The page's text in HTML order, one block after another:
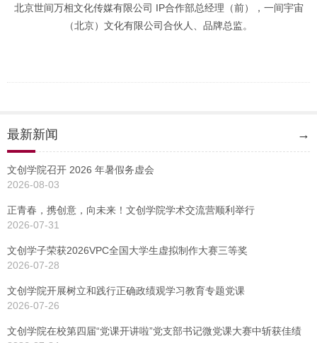
北京世间万相文化传媒有限公司 IP合作部总经理（前），一间宇宙
（北京）文化有限公司合伙人、品牌总监。
最新新闻 →
文创学院召开 2026 年暑假务虚会
2026-08-03
正青春，携创意，向未来！文创学院学术交流营顺利举行
2026-07-31
文创学子荣获2026VPC全国大学生虚拟制作大赛三等奖
2026-07-28
文创学院开展树立和践行正确政绩观学习教育专题党课
2026-07-26
文创学院在校第四届“党课开讲啦”党支部书记微党课大赛中斩获佳绩